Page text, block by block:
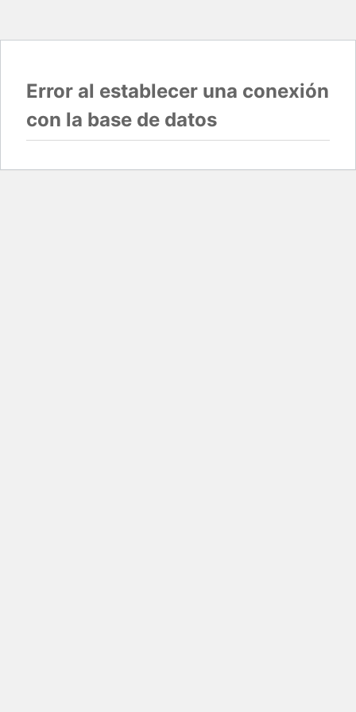
Error al establecer una conexión
con la base de datos